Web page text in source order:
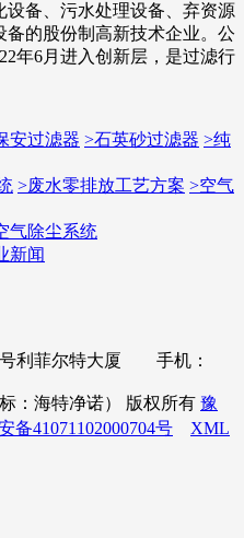
备、污水处理设备、弃资源
的股份制高新技术企业。公
年6月进入创新层，是过滤行
安过滤器 >石英砂过滤器 >纯
>废水零排放工艺方案 >空气
气除尘系统
新闻
号利菲尔特大厦 手机：
：海特净诺） 版权所有 豫
备41071102000704号
XML